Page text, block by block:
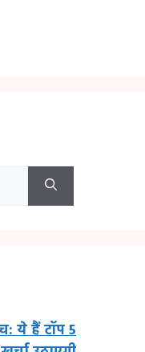
ये हैं टॉप 5